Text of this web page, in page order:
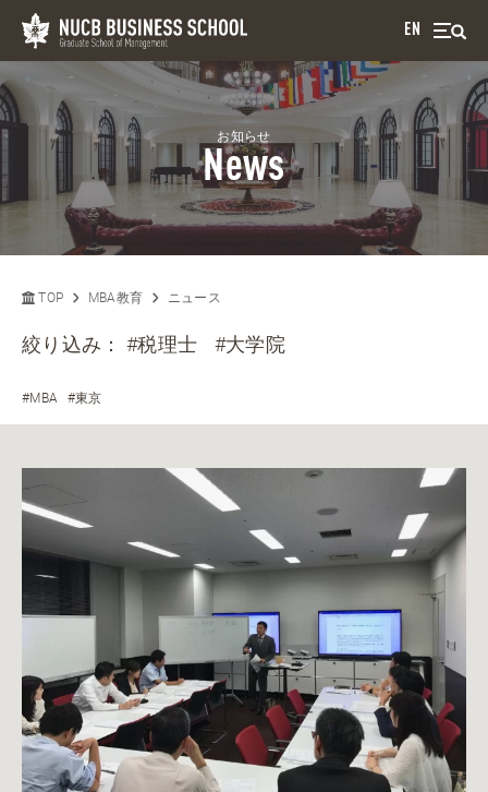
EN
お知らせ
News
TOP MBA教育 ニュース
絞り込み：#税理士 #大学院
#MBA #東京